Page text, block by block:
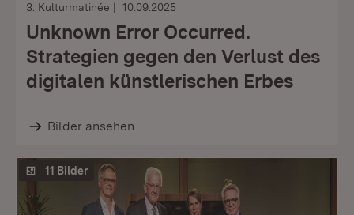
3. Kulturmatinée 10.09.2025
Unknown Error Occurred.
Strategien gegen den Verlust des
digitalen künstlerischen Erbes
Bilder ansehen
11 Bilder